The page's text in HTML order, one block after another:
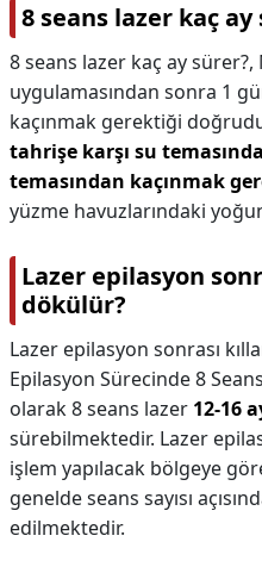
8 seans lazer kaç ay
8 seans lazer kaç ay sürer?,
uygulamasından sonra 1
kaçınmak gerektiği
tahrişe karşı su
temasından kaçınmak
yüzme havuzlarındaki
Lazer epilasyon
dökülür?
Lazer epilasyon sonrası
Epilasyon Sürecinde 8
olarak 8 seans lazer 12-16
sürebilmektedir. Lazer
işlem yapılacak bölgeye
genelde seans sayısı
edilmektedir.